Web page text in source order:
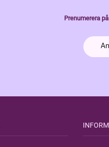
Prenumerera